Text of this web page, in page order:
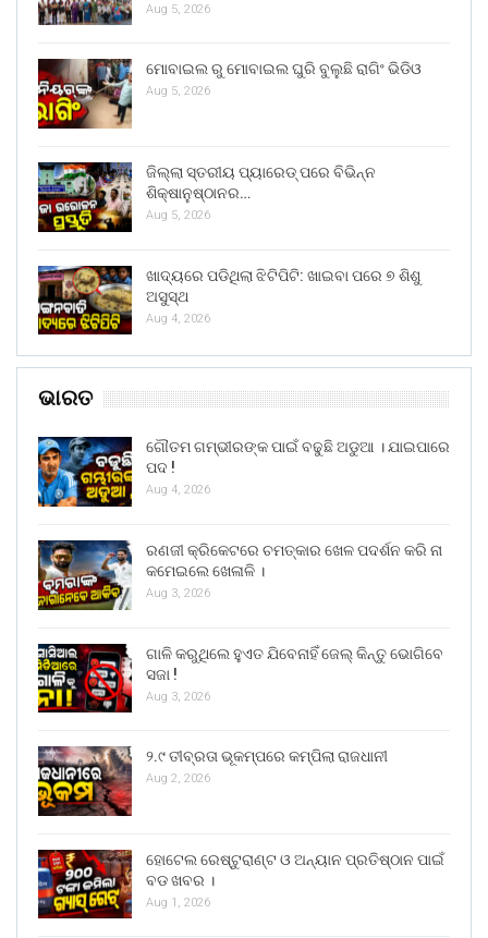
Aug 5, 2026
ମୋବାଇଲ ରୁ ମୋବାଇଲ ଘୁରି ବୁଲୁଛି ରାଗିଂ ଭିଡିଓ
Aug 5, 2026
ଜିଲ୍ଲା ସ୍ତରୀୟ ପ୍ୟାରେଡ୍ ପରେ ବିଭିନ୍ନ
ଶିକ୍ଷାନୁଷ୍ଠାନର…
Aug 5, 2026
ଖାଦ୍ୟରେ ପଡିଥିଲା ଝିଟିପିଟି: ଖାଇବା ପରେ ୭ ଶିଶୁ
ଅସୁସ୍ଥ
Aug 4, 2026
ଭାରତ
ଗୌତମ ଗମ୍ଭୀରଙ୍କ ପାଇଁ ବଢୁଛି ଅଡୁଆ । ଯାଇପାରେ
ପଦ !
Aug 4, 2026
ରଣଜୀ କ୍ରିକେଟରେ ଚମତ୍କାର ଖେଳ ପଦର୍ଶନ କରି ନା
କମେଇଲେ ଖେଳାଳି ।
Aug 3, 2026
ଗାଳି କରୁଥିଲେ ହୁଏତ ଯିବେନାହିଁ ଜେଲ୍ କିନ୍ତୁ ଭୋଗିବେ
ସଜା !
Aug 3, 2026
୨.୯ ତୀବ୍ରତା ଭୂକମ୍ପରେ କମ୍ପିଲା ରାଜଧାନୀ
Aug 2, 2026
ହୋଟେଲ ରେଷ୍ଟୁରାଣ୍ଟ ଓ ଅନ୍ୟାନ ପ୍ରତିଷ୍ଠାନ ପାଇଁ
ବଡ ଖବର ।
Aug 1, 2026